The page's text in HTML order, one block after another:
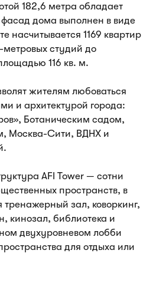
182,6 метра обладает
дома выполнен в виде
насчитывается 1169 квартир
метровых студий до
116 кв. м.
жителям любоваться
и архитектурой города:
Ботаническим садом,
Москва-Сити, ВДНХ и
AFI Tower — сотни
пространств, в
тренажерный зал, коворкинг,
кинозал, библиотека и
двухуровневом лобби
для отдыха или